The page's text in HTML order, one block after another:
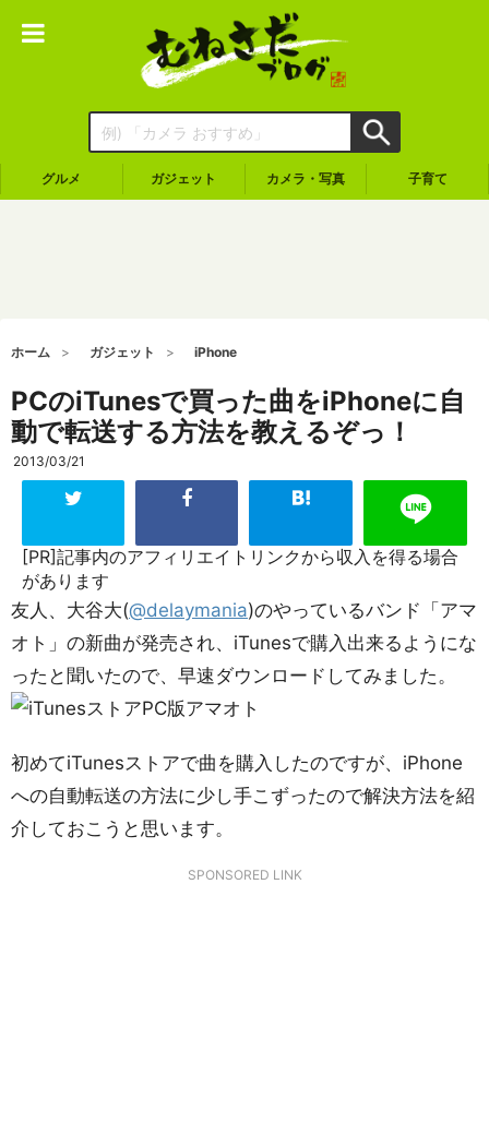
グルメ ガジェット カメラ・写真 子育て
ホーム ガジェット iPhone
PCのiTunesで買った曲をiPhoneに自
動で転送する方法を教えるぞっ！
2013/03/21
[PR]記事内のアフィリエイトリンクから収入を得る場合
があります
友人、大谷大(@delaymania)のやっているバンド「アマ
オト」の新曲が発売され、iTunesで購入出来るようにな
ったと聞いたので、早速ダウンロードしてみました。
初めてiTunesストアで曲を購入したのですが、iPhone
への自動転送の方法に少し手こずったので解決方法を紹
介しておこうと思います。
SPONSORED LINK